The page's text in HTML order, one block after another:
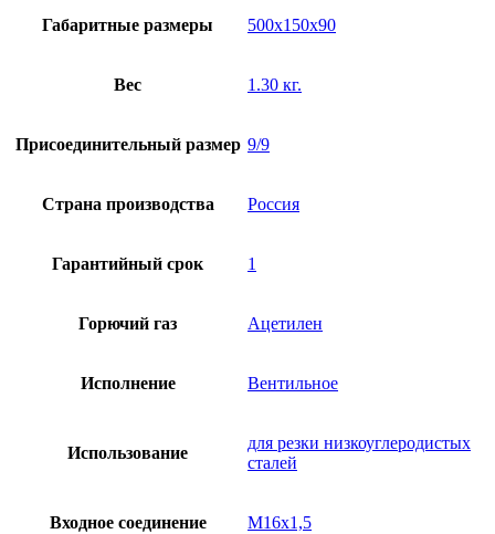
Габаритные размеры 500х150х90
Вес 1.30 кг.
Присоединительный размер 9/9
Страна производства Россия
Гарантийный срок 1
Горючий газ Ацетилен
Исполнение Вентильное
Использование
для резки низкоуглеродистых
сталей
Входное соединение М16х1,5